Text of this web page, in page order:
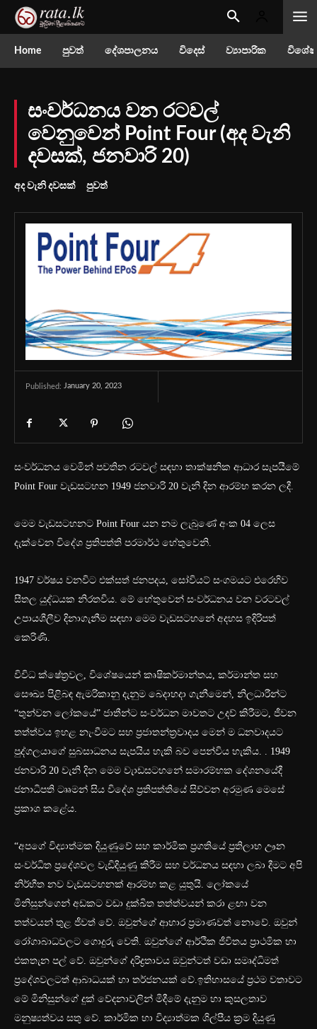
Home පුවත් දේශපාලනය විදෙස් ව්‍යාපාරික
සංවර්ධනය වන රටවල්
වෙනුවෙන් Point Four (අද වැනි
දවසක්, ජනවාරි 20)
අද වැනි දවසක් පුවත්
Published: January 20, 2023
සංවර්ධනය වෙමින් පවතින රටවල් සඳහා තාක්ෂනික ආධාර සැපයීමේ
Point Four වැඩසටහන 1949 ජනවාරි 20 වැනි දින ආරම්භ කරන ලදී.
මෙම වැඩසටහනට Point Four යන නම ලැබුණේ අංක 04 ලෙස
දැක්වෙන විදේශ ප්‍රතිපත්ති පරමාර්ථ හේතුවෙනි.
1947 වර්ෂය වනවිට එක්සත් ජනපදය, සෝවියට් සංගමයට එරෙහිව
සීතල යුද්ධයක නිරතවිය. මේ හේතුවෙන් සංවර්ධනය වන වරටවල්
උපායශීලීව දිනාගැනීම සඳහා මෙම වැඩසටහනේ අදහස ඉදිරිපත්
කෙරිණි.
විවිධ ක්ෂේත්‍රවල, විශේෂයෙන් කෘෂිකර්මාන්තය, කර්මාන්ත සහ
සෞඛ්‍ය පිළිබඳ ඇමරිකානු දැනුම බෙදාහදා ගැනීමෙන්, නිලධාරීන්ට
“තුන්වන ලෝකයේ” ජාතීන්ට සංවර්ධන මාවතට උදව් කිරීමට, ජීවන
තත්ත්වය ඉහළ නැංවීමට සහ ප්‍රජාතන්ත්‍රවාදය මෙන් ම ධනවාදයට
පුද්ගලයාගේ සුබසාධනය සැපයිය හැකි බව පෙන්විය හැකිය. . 1949
ජනවාරි 20 වැනි දින මෙම වැාඩසටහනේ සමාරම්භක දේශනයේදී
ජනාධිපති ටෲමන් සිය විදේශ ප්‍රතිපත්තියේ සිව්වන අරමුණ මෙසේ
ප්‍රකාශ කළේය.
“අපගේ විද්‍යාත්මක දියුණුවේ සහ කාර්මික ප්‍රගතියේ ප්‍රතිලාභ ඌන
සංවර්ධිත ප්‍රදේශවල වැඩිදියුණු කිරීම සහ වර්ධනය සඳහා ලබා දීමට අපි
නිර්භීත නව වැඩසටහනක් ආරම්භ කළ යුතුයි. ලෝකයේ
මිනිසුන්ගෙන් අඩකට වඩා දුක්ඛිත තත්ත්වයන් කරා ළඟා වන
තත්වයන් තුළ ජීවත් වේ. ඔවුන්ගේ ආහාර ප්‍රමාණවත් නොවේ. ඔවුන්
රෝගාබාධවලට ගොදුරු වෙති. ඔවුන්ගේ ආර්ථික ජීවිතය ප්‍රාථමික හා
එකතැන පල් වේ. ඔවුන්ගේ දරිද්‍රතාවය ඔවුන්ටත් වඩා සමෘද්ධිමත්
ප්‍රදේශවලටත් ආබාධයක් හා තර්ජනයක් වේ.ඉතිහාසයේ ප්‍රථම වතාවට
මේ මිනිසුන්ගේ දුක් වේදනාවලින් මිදීමේ දැනුම හා කුසලතාව
මනුෂ්‍යත්වය සතු වේ. කාර්මික හා විද්‍යාත්මක ශිල්පීය ක්‍රම දියුණු